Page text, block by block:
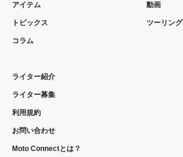
アイテム
トピックス
コラム
動画
ツーリング
ライター紹介
ライター募集
利用規約
お問い合わせ
Moto Connectとは？